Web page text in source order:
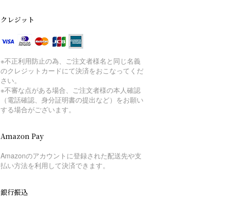
クレジット
※不正利用防止の為、ご注文者様名と同じ名義
のクレジットカードにて決済をおこなってくだ
さい。
※不審な点がある場合、ご注文者様の本人確認
（電話確認、身分証明書の提出など）をお願い
する場合がございます。
Amazon Pay
Amazonのアカウントに登録された配送先や支
払い方法を利用して決済できます。
銀行振込